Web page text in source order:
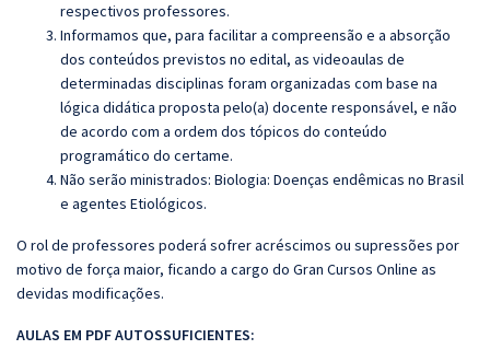
respectivos professores.
Informamos que, para facilitar a compreensão e a absorção
dos conteúdos previstos no edital, as videoaulas de
determinadas disciplinas foram organizadas com base na
lógica didática proposta pelo(a) docente responsável, e não
de acordo com a ordem dos tópicos do conteúdo
programático do certame.
Não serão ministrados: Biologia: Doenças endêmicas no Brasil
e agentes Etiológicos.
O rol de professores poderá sofrer acréscimos ou supressões por
motivo de força maior, ficando a cargo do Gran Cursos Online as
devidas modificações.
AULAS EM PDF AUTOSSUFICIENTES: